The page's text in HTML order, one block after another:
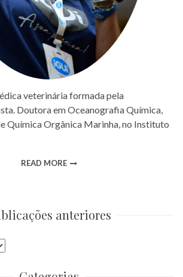
veterinária formada pela
Doutora em Oceanografia Química,
Química Orgânica Marinha, no Instituto
READ MORE
anteriores